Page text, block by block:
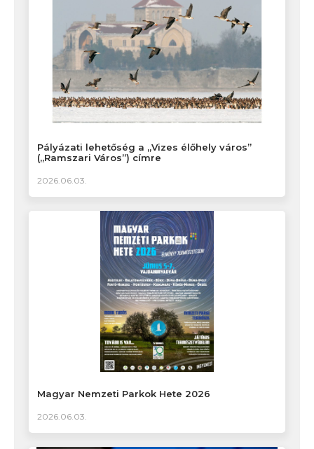
Pályázati lehetőség a „Vizes élőhely város”
(„Ramszari Város”) címre
2026.06.03.
Magyar Nemzeti Parkok Hete 2026
2026.06.03.